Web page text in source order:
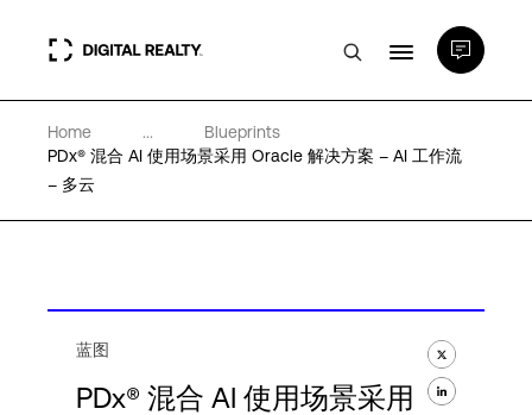
数据中心
PlatformDIGITAL®
专业知识和资源
Home ...
Blueprints
PDx® 混合 AI 使用场景采用 Oracle 解决方案 – AI 工作流
– 多云
蓝图
PDx® 混合 AI 使用场景采用